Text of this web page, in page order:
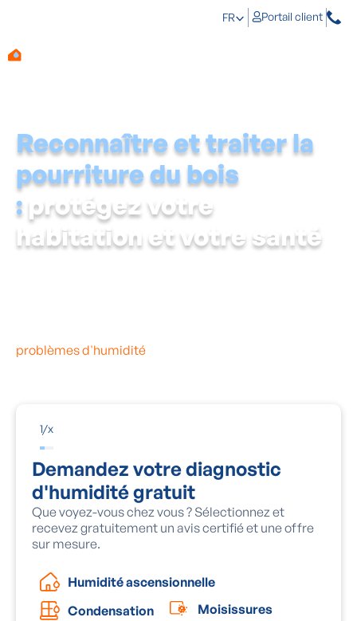
FR Portail client
Reconnaître et traiter la
pourriture du bois
: protégez votre
habitation et votre santé
problèmes d'humidité
1/x
Demandez votre diagnostic
d'humidité gratuit
Que voyez-vous chez vous ? Sélectionnez et
recevez gratuitement un avis certifié et une offre
sur mesure.
Humidité ascensionnelle
Condensation
Moisissures